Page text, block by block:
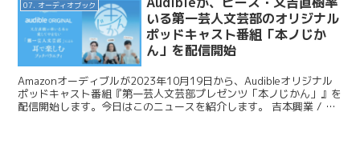
07. オーディオブック
いる第一芸人文芸部のオリジナル
ポッドキャスト番組「本ノじか
ん」を配信開始
Amazonオーディブルが2023年10月19日から、Audibleオリジナル
ポッドキャスト番組『第一芸人文芸部プレゼンツ「本ノじかん」』を
配信開始します。今日はこのニュースを紹介します。 吉本興業 / ピ